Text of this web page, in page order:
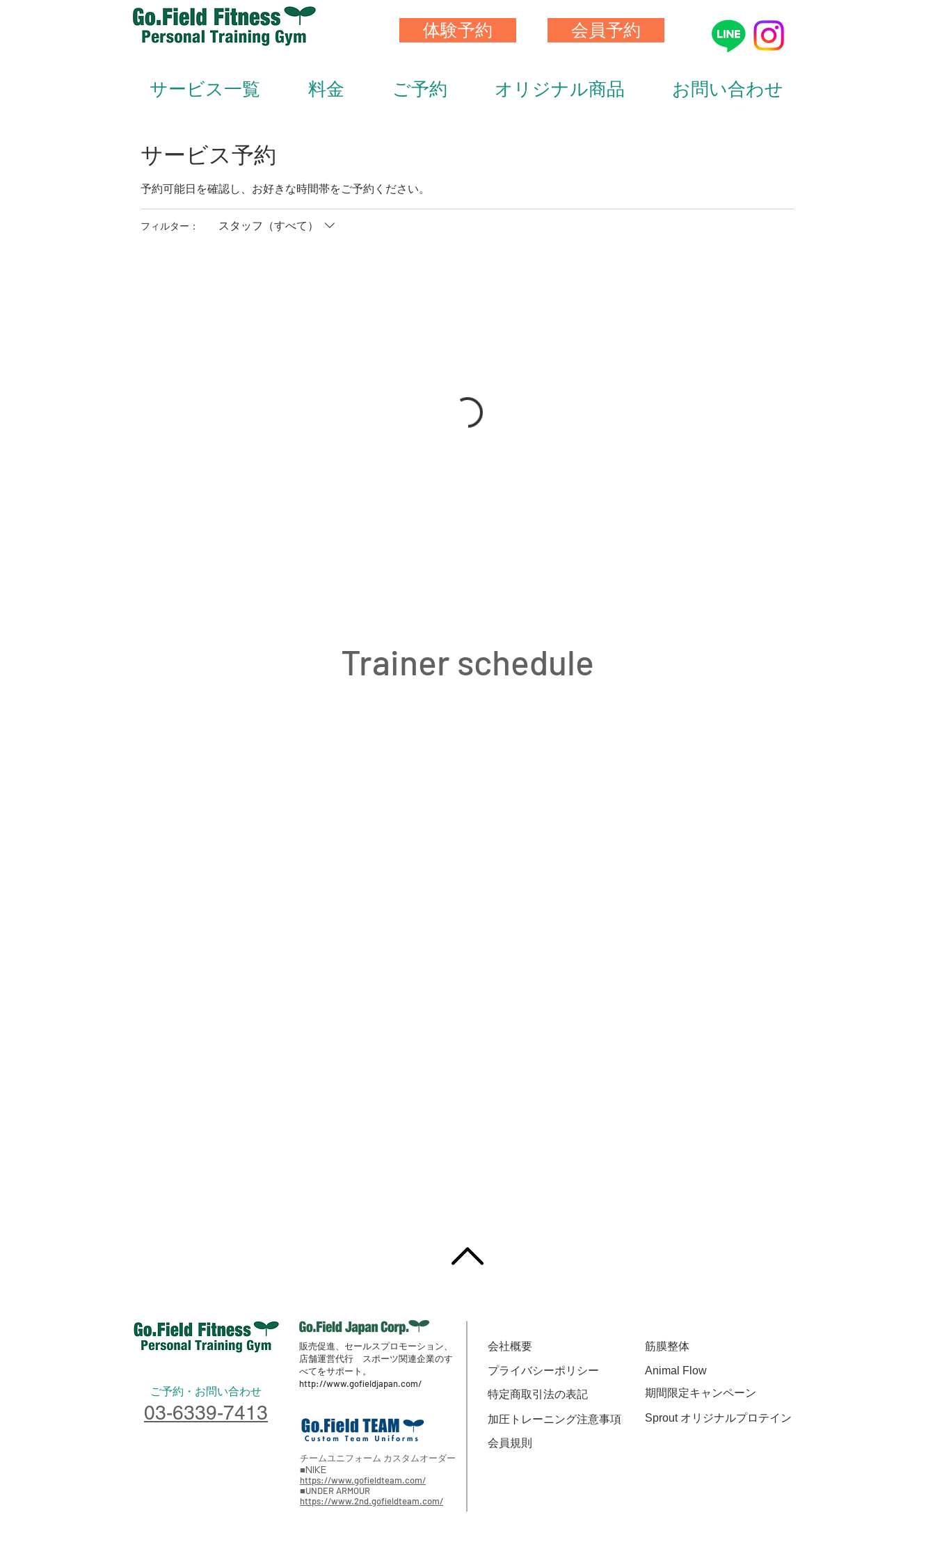
体験予約 会員予約
サービス一覧 料金 ご予約 オリジナル商品 お問い合わせ
サービス予約
予約可能日を確認し、お好きな時間帯をご予約ください。
フィルター： スタッフ（すべて）
Trainer schedule
​ご予約・お問い合わせ
03-6339-7413
販売促進、セールスプロモーション、
店舗運営代行
スポーツ関連企業のす
べてをサポート。
http://www.gofieldjapan.com/
会社概要
プライバシーポリシー
特定商取引法の表記
加圧トレーニング注意事項
会員規則
チームユニフォーム カスタムオーダー
■NIKE
https://www.gofieldteam.com/
■UNDER ARMOUR
https://www.2nd.gofieldteam.com/
​筋膜整体
Animal Flow
​期間限定キャンペーン
Sprout オリジナルプロテイン